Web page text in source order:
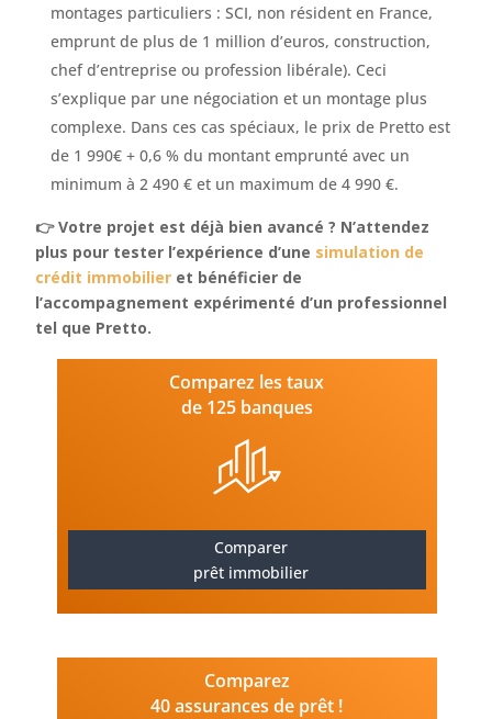
montages particuliers : SCI, non résident en France,
emprunt de plus de 1 million d’euros, construction,
chef d’entreprise ou profession libérale). Ceci
s’explique par une négociation et un montage plus
complexe. Dans ces cas spéciaux, le prix de Pretto est
de 1 990€ + 0,6 % du montant emprunté avec un
minimum à 2 490 € et un maximum de 4 990 €.
👉 Votre projet est déjà bien avancé ? N’attendez
plus pour tester l’expérience d’une simulation de
crédit immobilier et bénéficier de
l’accompagnement expérimenté d’un professionnel
tel que Pretto.
Comparez les taux
de 125 banques
Comparer
prêt immobilier
Comparez
40 assurances de prêt !